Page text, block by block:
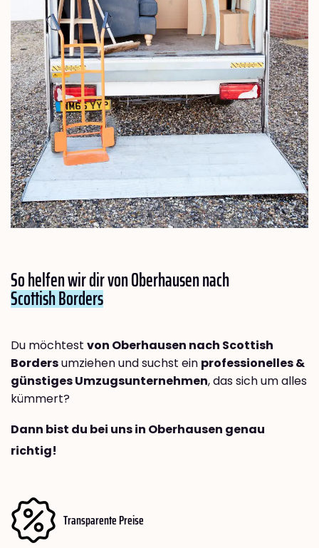
So helfen wir dir von Oberhausen nach
Scottish Borders
Du möchtest von Oberhausen nach Scottish
Bordersumziehen und suchst ein professionelles &
günstiges Umzugsunternehmen, das sich um alles
kümmert?
Dann bist du bei uns in Oberhausen genau
richtig!
Transparente Preise